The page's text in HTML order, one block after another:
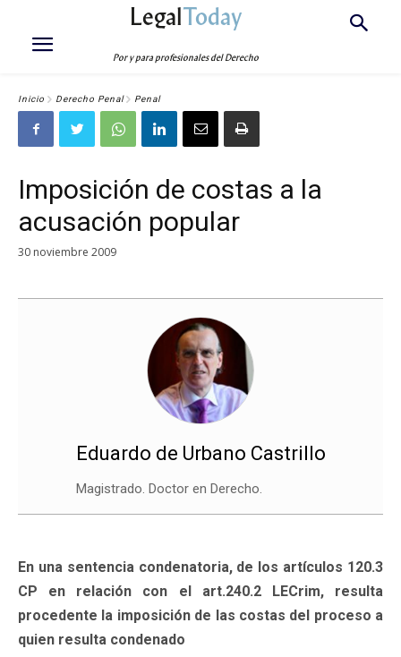
LegalToday
Por y para profesionales del Derecho
Inicio Derecho Penal Penal
Imposición de costas a la
acusación popular
30 noviembre 2009
Eduardo de Urbano Castrillo
Magistrado. Doctor en Derecho.
En una sentencia condenatoria, de los artículos 120.3
CP en relación con el art.240.2 LECrim, resulta
procedente la imposición de las costas del proceso a
quien resulta condenado